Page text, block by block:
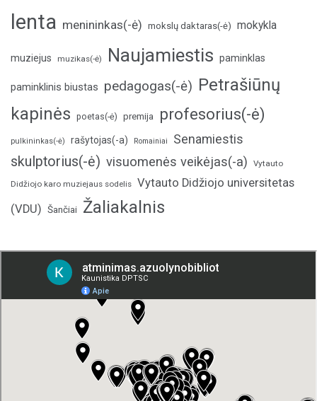
lenta menininkas(-ė) mokslų daktaras(-ė) mokykla
muziejus muzikas(-ė) Naujamiestis paminklas
paminklinis biustas pedagogas(-ė) Petrašiūnų
kapinės poetas(-ė) premija profesorius(-ė)
pulkininkas(-ė) rašytojas(-a) Romainiai Senamiestis
skulptorius(-ė) visuomenės veikėjas(-a) Vytauto
Didžiojo karo muziejaus sodelis Vytauto Didžiojo universitetas
(VDU) Šančiai Žaliakalnis